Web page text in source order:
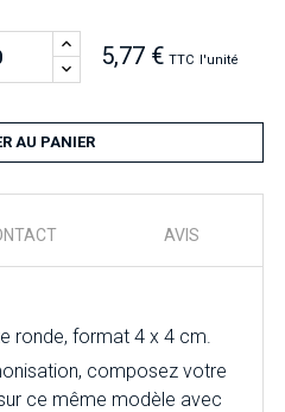
5,77 € TTC l'unité
AU PANIER
AVIS
ronde, format 4 x 4 cm.
composez votre
ce même modèle avec